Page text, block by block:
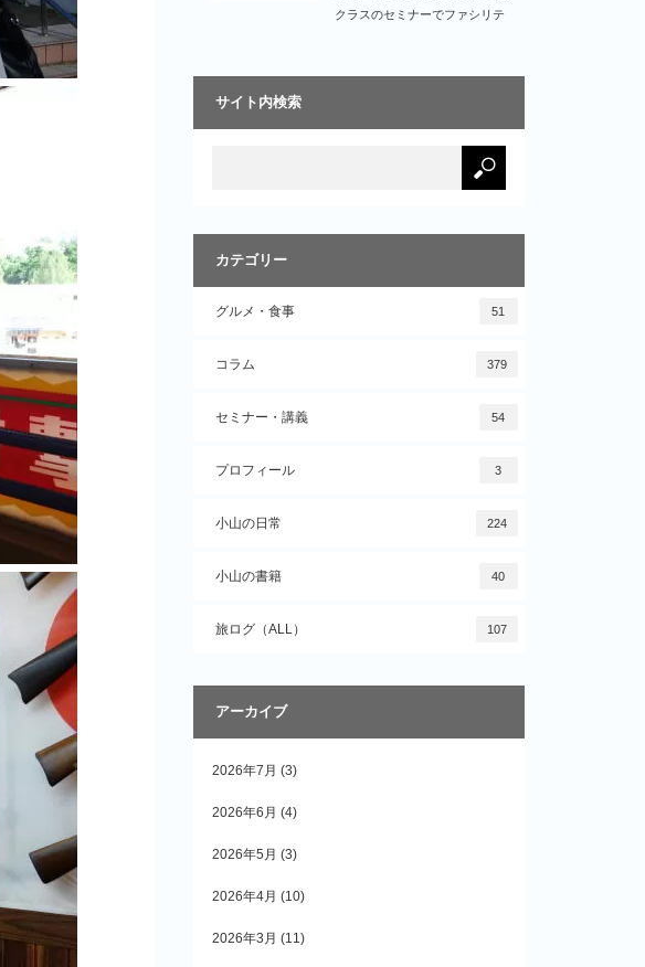
クラスのセミナーでファシリテ
サイト内検索
カテゴリー
グルメ・食事 51
コラム 379
セミナー・講義 54
プロフィール 3
小山の日常 224
小山の書籍 40
旅ログ（ALL） 107
アーカイブ
2026年7月 (3)
2026年6月 (4)
2026年5月 (3)
2026年4月 (10)
2026年3月 (11)